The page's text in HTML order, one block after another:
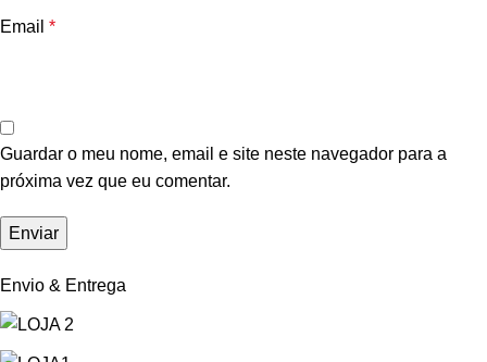
Email *
Guardar o meu nome, email e site neste navegador para a
próxima vez que eu comentar.
Envio & Entrega